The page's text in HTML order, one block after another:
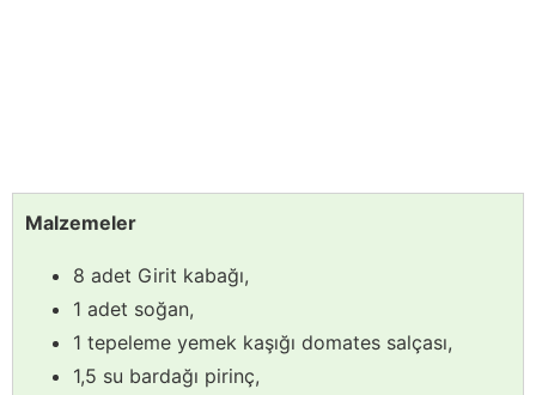
Malzemeler
8 adet Girit kabağı,
1 adet soğan,
1 tepeleme yemek kaşığı domates salçası,
1,5 su bardağı pirinç,